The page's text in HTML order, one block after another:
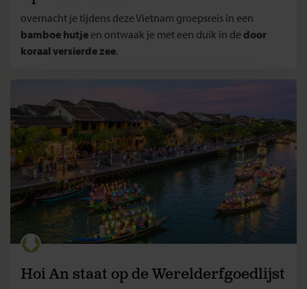
overnacht je tijdens deze Vietnam groepsreis in een
bamboe hutje en ontwaak je met een duik in de door
koraal versierde zee.
Hoi An staat op de Werelderfgoedlijst